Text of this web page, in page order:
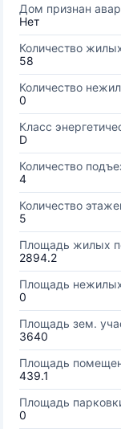
Дом признан
Нет
Количество
58
Количество
0
Класс
D
Количество
4
Количество
5
Площадь жилых
2894.2
Площадь
0
Площадь зем.
3640
Площадь
439.1
Площадь
0